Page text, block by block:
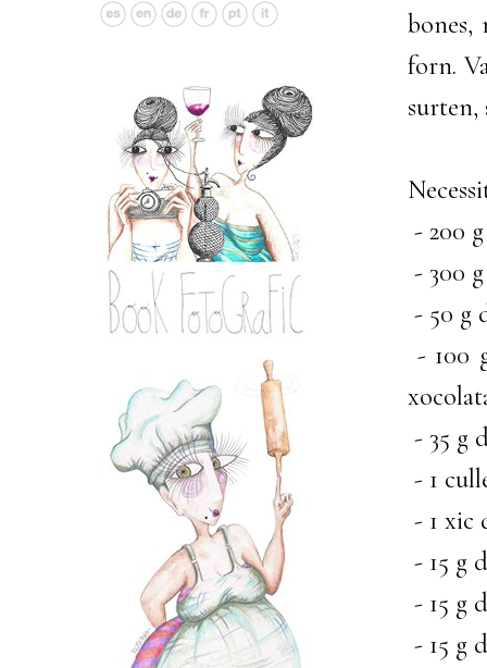
bones,
forn.
surten,
- 200
- 300
- 50 g
- 100
- 35 g
- 1
- 1 xic
- 15 g
- 15 g
- 15 g